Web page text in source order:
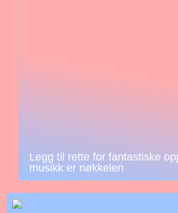
Legg til rette for fantastiske
musikk er nøkkelen